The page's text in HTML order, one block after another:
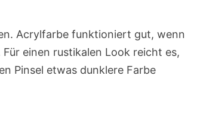
Acrylfarbe funktioniert gut, wenn
einen rustikalen Look reicht es,
Pinsel etwas dunklere Farbe